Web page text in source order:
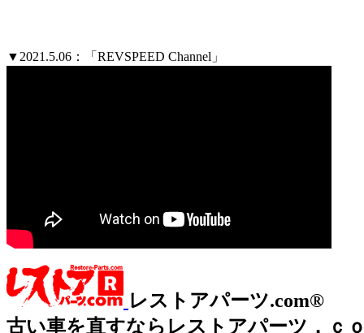
▼2021.5.06：「REVSPEED Channel」
レストアパーツ.com®
古い車を直すならレストアパーツ．ｃ